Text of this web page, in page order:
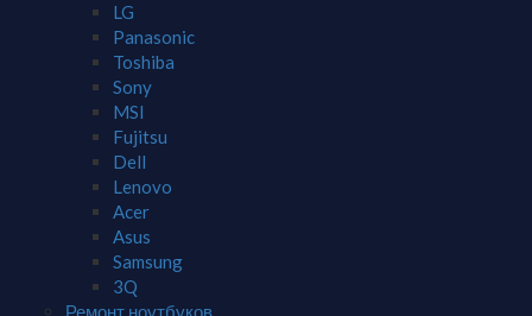
LG
Panasonic
Toshiba
Sony
MSI
Fujitsu
Dell
Lenovo
Acer
Asus
Samsung
3Q
Ремонт ноутбуков